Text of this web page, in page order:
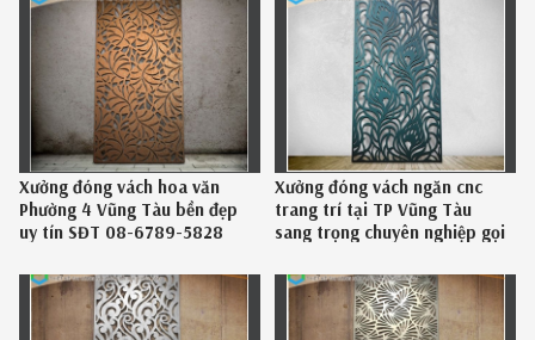
Xưởng đóng vách hoa văn
Phường 4 Vũng Tàu bền đẹp
uy tín SĐT 08-6789-5828
Xưởng đóng vách ngăn cnc
trang trí tại TP Vũng Tàu
sang trọng chuyên nghiệp gọi